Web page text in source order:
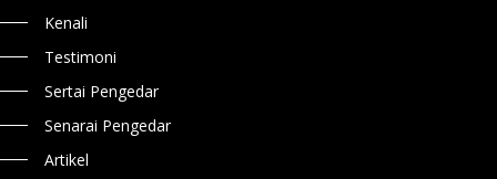
Kenali
Testimoni
Sertai Pengedar
Senarai Pengedar
Artikel